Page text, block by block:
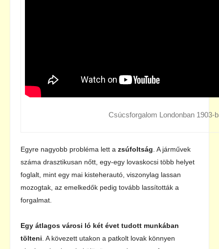
Csúcsforgalom Londonban 1903-
Egyre nagyobb probléma lett a zsúfoltság . A járművek
száma drasztikusan nőtt, egy-egy lovaskocsi több helyet
foglalt, mint egy mai kisteherautó, viszonylag lassan
mozogtak, az emelkedők pedig tovább lassították a
forgalmat.
Egy átlagos városi ló két évet tudott munkában
tölteni . A kövezett utakon a patkolt lovak könnyen